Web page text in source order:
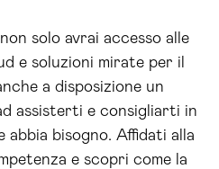
solo avrai accesso alle
e soluzioni mirate per il
a disposizione un
assisterti e consigliarti in
abbia bisogno. Affidati alla
e scopri come la